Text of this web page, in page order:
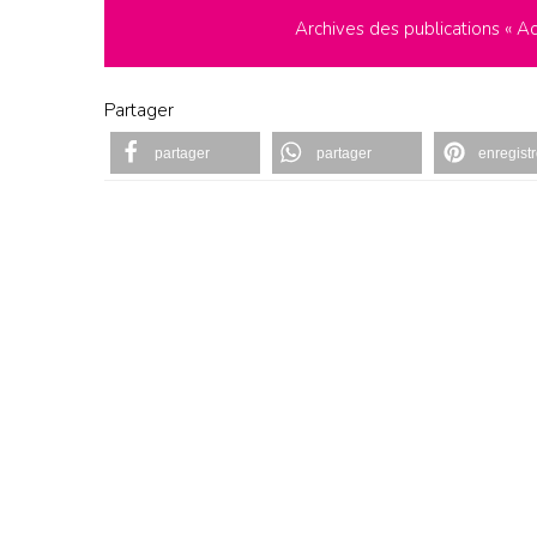
Archives des publications «
Partager
partager partager